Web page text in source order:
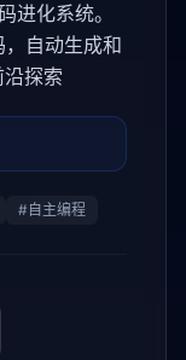
化系统。
自动生成和
探索
# 自主编程